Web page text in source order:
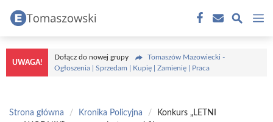
treści
UWAGA!
Dołącz do nowej grupy
Tomaszów Mazowiecki -
Ogłoszenia | Sprzedam | Kupię | Zamienię | Praca
Strona główna / Kronika Policyjna /
Konkurs „LETNI